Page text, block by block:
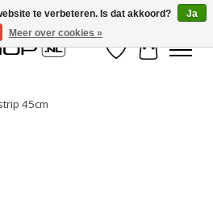
Verlanglijst
45cm
te verbeteren. Is dat akkoord?
Ja
Meer over cookies »